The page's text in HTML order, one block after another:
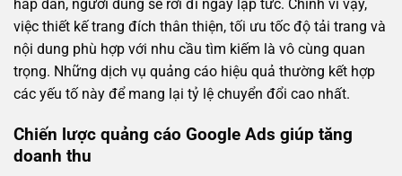
hấp dẫn, người dùng sẽ rời đi ngay lập tức. Chính vì vậy,
việc thiết kế trang đích thân thiện, tối ưu tốc độ tải trang và
nội dung phù hợp với nhu cầu tìm kiếm là vô cùng quan
trọng. Những dịch vụ quảng cáo hiệu quả thường kết hợp
các yếu tố này để mang lại tỷ lệ chuyển đổi cao nhất.
Chiến lược quảng cáo Google Ads giúp tăng
doanh thu